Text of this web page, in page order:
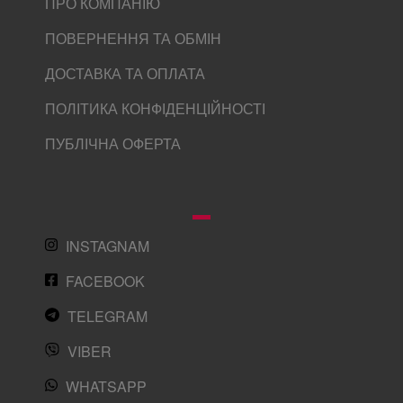
ПОВЕРНЕННЯ ТА ОБМІН
ДОСТАВКА ТА ОПЛАТА
ПОЛІТИКА КОНФІДЕНЦІЙНОСТІ
ПУБЛІЧНА ОФЕРТА
INSTAGNAM
FACEBOOK
TELEGRAM
VIBER
WHATSAPP